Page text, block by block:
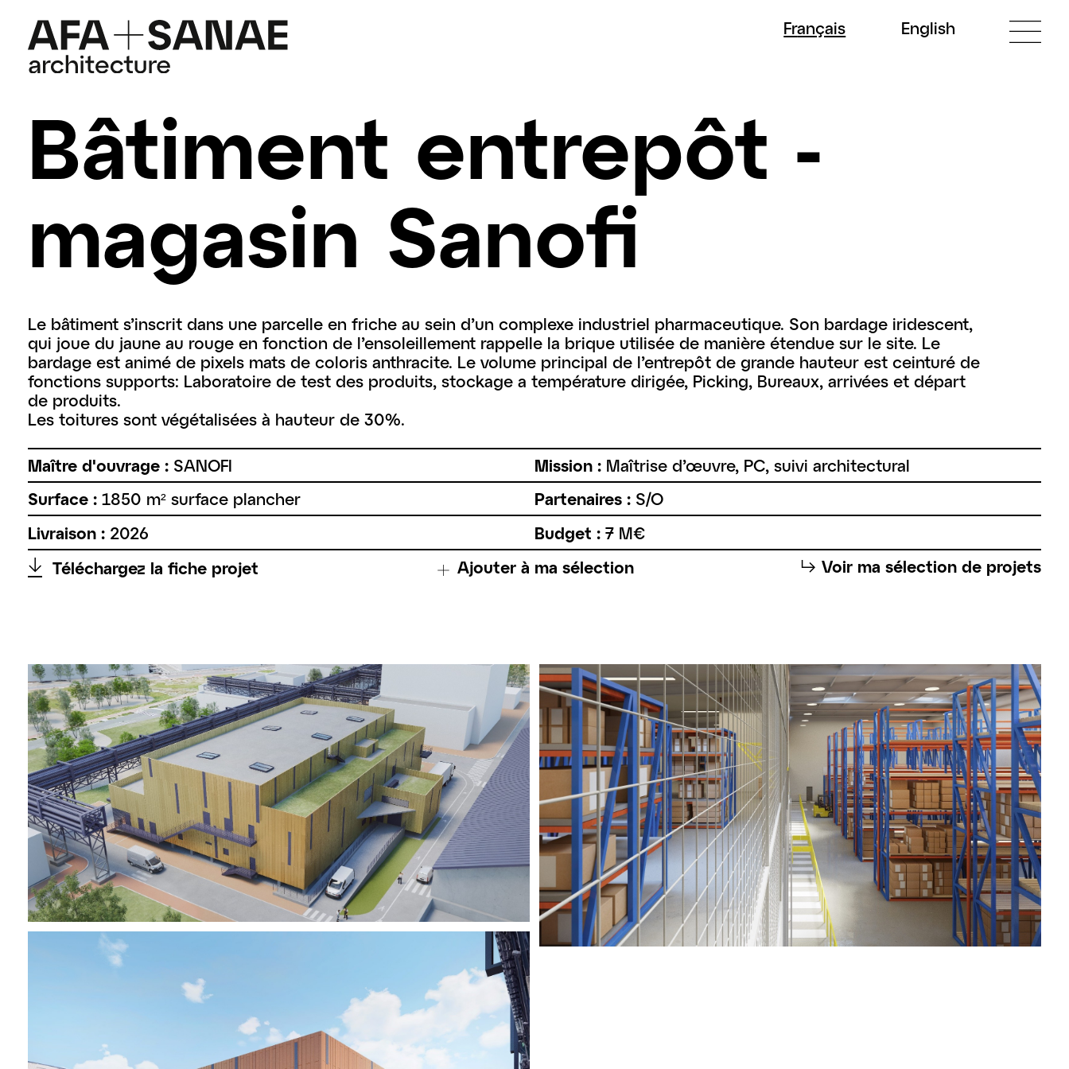
Français English
Bâtiment entrepôt -
magasin Sanofi
Le bâtiment s’inscrit dans une parcelle en friche au sein d’un complexe industriel pharmaceutique. Son bardage iridescent,
qui joue du jaune au rouge en fonction de l’ensoleillement rappelle la brique utilisée de manière étendue sur le site. Le
bardage est animé de pixels mats de coloris anthracite. Le volume principal de l’entrepôt de grande hauteur est ceinturé de
fonctions supports: Laboratoire de test des produits, stockage a température dirigée, Picking, Bureaux, arrivées et départ
de produits.
Les toitures sont végétalisées à hauteur de 30%.
Maître d'ouvrage : SANOFI Mission : Maîtrise d’œuvre, PC, suivi architectural
Surface : 1850 m² surface plancher Partenaires : S/O
Livraison : 2026 Budget : 7 M€
↑ Téléchargez la fiche projet Ajouter à ma sélection ⮡ Voir ma sélection de projets